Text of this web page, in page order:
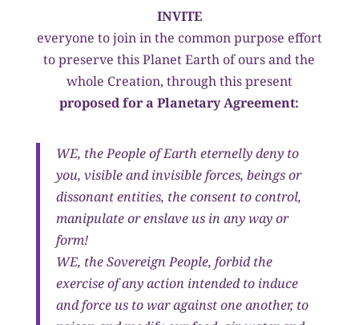
INVITE
everyone to join in the common purpose effort
to preserve this Planet Earth of ours and the
whole Creation, through this present
proposed for a Planetary Agreement:
WE, the People of Earth eternelly deny to
you, visible and invisible forces, beings or
dissonant entities, the consent to control,
manipulate or enslave us in any way or
form!
WE, the Sovereign People, forbid the
exercise of any action intended to induce
and force us to war against one another, to